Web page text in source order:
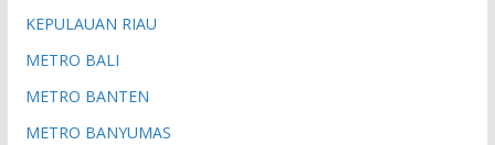
KEPULAUAN RIAU
METRO BALI
METRO BANTEN
METRO BANYUMAS